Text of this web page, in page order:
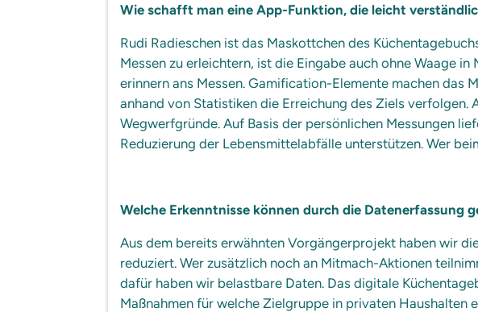
Wie schafft man eine App-Funktion, die leicht
Rudi Radieschen ist das Maskottchen des
Messen zu erleichtern, ist die Eingabe auch ohne Waage
erinnern ans Messen. Gamification-Elemente machen das
anhand von Statistiken die Erreichung des Ziels
Wegwerfgründe. Auf Basis der persönlichen Messungen
Reduzierung der Lebensmittelabfälle unterstützen. Wer
Welche Erkenntnisse können durch die Datenerfassung
Aus dem bereits erwähnten Vorgängerprojekt haben wir
reduziert. Wer zusätzlich noch an Mitmach-Aktionen
dafür haben wir belastbare Daten. Das digitale
Maßnahmen für welche Zielgruppe in privaten Haushalten